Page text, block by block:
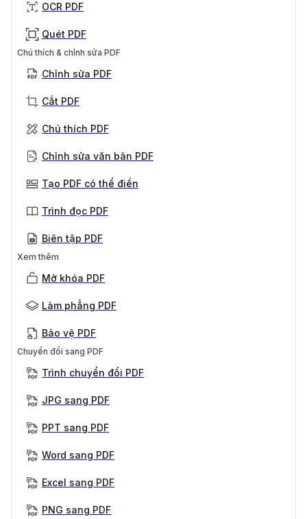
OCR PDF
Quét PDF
Chú thích & chỉnh sửa PDF
Chỉnh sửa PDF
Cắt PDF
Chú thích PDF
Chỉnh sửa văn bản PDF
Tạo PDF có thể điền
Trình đọc PDF
Biên tập PDF
Xem thêm
Mở khóa PDF
Làm phẳng PDF
Bảo vệ PDF
Chuyển đổi sang PDF
Trình chuyển đổi PDF
JPG sang PDF
PPT sang PDF
Word sang PDF
Excel sang PDF
PNG sang PDF